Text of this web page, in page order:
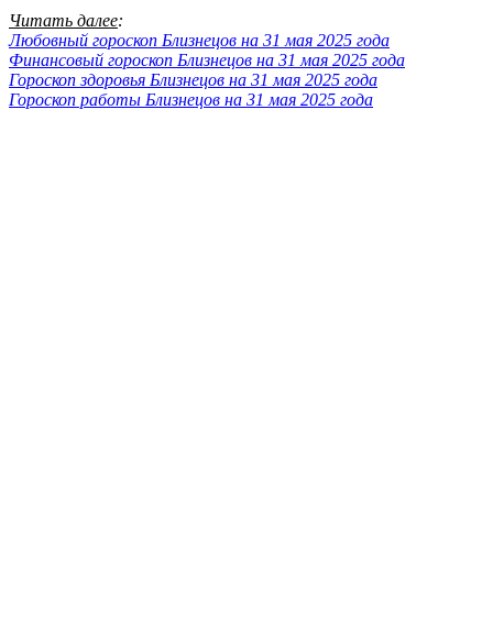
Читать далее:
Любовный гороскоп Близнецов на 31 мая 2025 года
Финансовый гороскоп Близнецов на 31 мая 2025 года
Гороскоп здоровья Близнецов на 31 мая 2025 года
Гороскоп работы Близнецов на 31 мая 2025 года